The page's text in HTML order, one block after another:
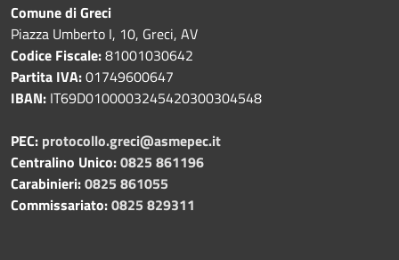
Comune di Greci
Piazza Umberto I, 10, Greci, AV
Codice Fiscale:81001030642
Partita IVA:01749600647
IBAN: IT69D0100003245420300304548
PEC: protocollo.greci@asmepec.it
Centralino Unico:0825 861196
Carabinieri:0825 861055
Commissariato:0825 829311